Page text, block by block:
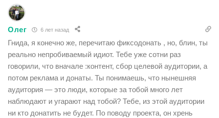
Олег 6 лет назад
Гнида, я конечно же, перечитаю фиксодонать , но, блин, ты
реально непробиваемый идиот. Тебе уже сотни раз
говорили, что вначале :контент, сбор целевой аудитории, а
потом реклама и донаты. Ты понимаешь, что нынешняя
аудитория — это люди, которые за тобой много лет
наблюдают и угарают над тобой? Тебе, из этой аудитории
ни кто донатить не будет. По поводу проекта, он хрень